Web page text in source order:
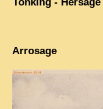
MÉTIERS, FÊTES,
Arrosage